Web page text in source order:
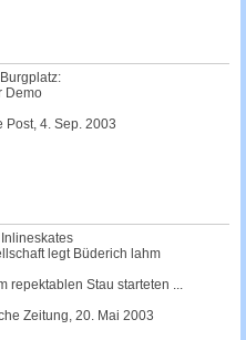
Demo
4. Sep. 2003
legt Büderich lahm
repektablen Stau starteten ...
Zeitung, 20. Mai 2003